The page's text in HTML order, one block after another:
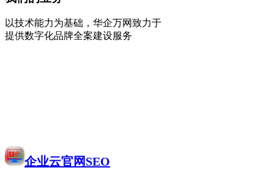
以技术能力为基础，华企万网致力于
提供数字化品牌全案建设服务
企业云官网SEO